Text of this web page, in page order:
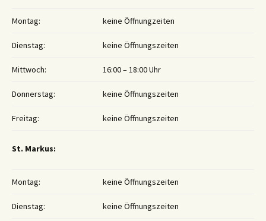
Montag: keine Öffnungzeiten
Dienstag: keine Öffnungszeiten
Mittwoch: 16:00 – 18:00 Uhr
Donnerstag: keine Öffnungszeiten
Freitag: keine Öffnungszeiten
St. Markus:
Montag: keine Öffnungszeiten
Dienstag: keine Öffnungszeiten